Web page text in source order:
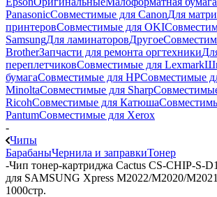
PanasonicСовместимые для CanonДля
принтеровСовместимые для OKI
SamsungДля ламинаторовДругое
BrotherЗапчасти для ремонта оргтехники
переплетчиковСовместимые для Lexmark
бумагаСовместимые для HPСовместимые
MinoltaСовместимые для Sharp
RicohСовместимые для Катюша
PantumСовместимые для Xerox
-
Чипы
БарабаныЧернила и заправкиТонер
-Чип тонер-картриджа Cactus CS-CHIP-S-
для SAMSUNG Xpress M2022/M2020/
1000стр.